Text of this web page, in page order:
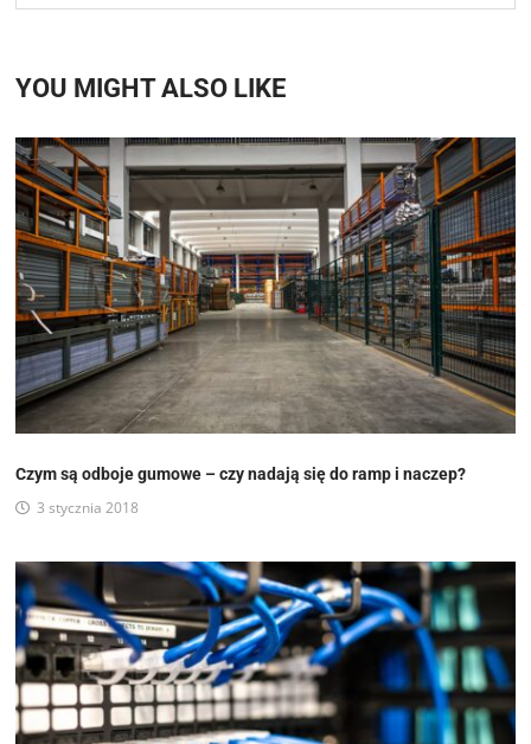
YOU MIGHT ALSO LIKE
Czym są odboje gumowe – czy nadają się do ramp i naczep?
3 stycznia 2018